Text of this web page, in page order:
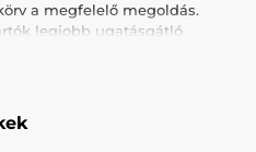
a megfelelő megoldás.
legjobb ugatásgátló
hogy kissé nedvesek,
eső vagy például a sár